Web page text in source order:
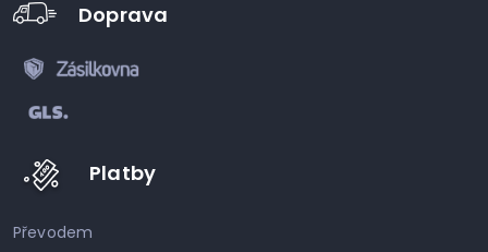
Doprava
Platby
Převodem